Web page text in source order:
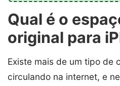
Qual é o
original para
Existe mais de um tipo de
circulando na internet, e